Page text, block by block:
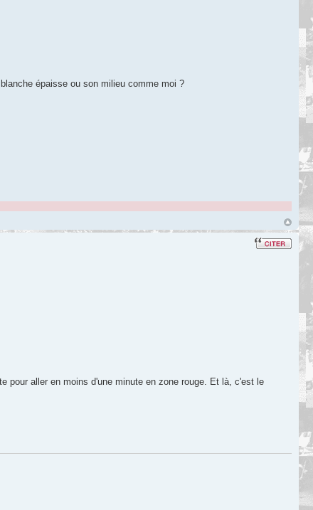
épaisse ou son milieu comme moi ?
aller en moins d'une minute en zone rouge. Et là, c'est le